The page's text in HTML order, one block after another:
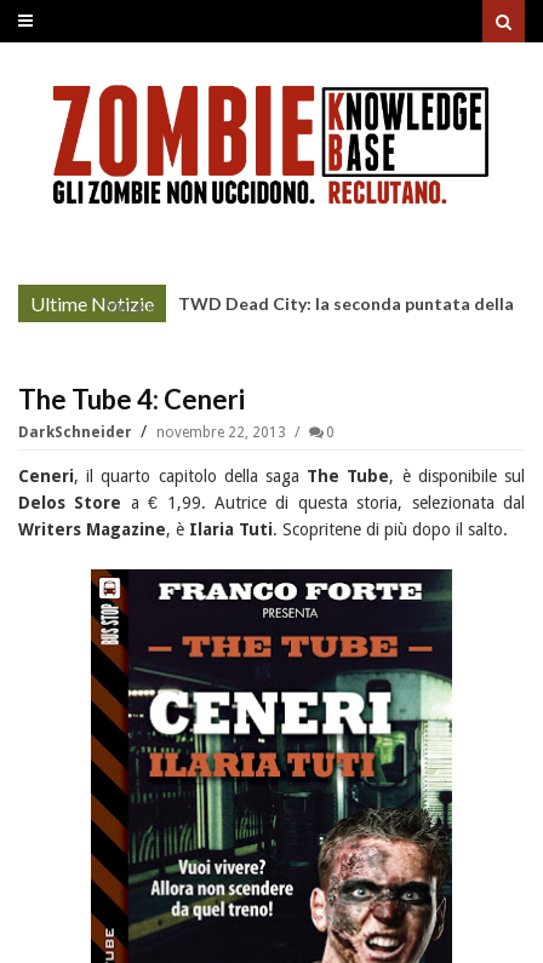
Ultime Notizie
More »
TWD Dead City: la seconda puntata della
The Tube 4: Ceneri
DarkSchneider novembre 22, 2013 0
Ceneri, il quarto capitolo della saga The Tube, è disponibile sul
Delos Store a € 1,99. Autrice di questa storia, selezionata dal
Writers Magazine, è Ilaria Tuti. Scopritene di più dopo il salto.